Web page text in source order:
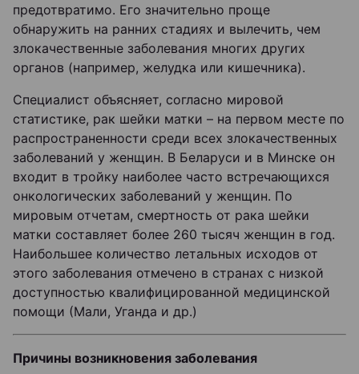
предотвратимо. Его значительно проще
обнаружить на ранних стадиях и вылечить, чем
злокачественные заболевания многих других
органов (например, желудка или кишечника).
Специалист объясняет, согласно мировой
статистике, рак шейки матки – на первом месте по
распространенности среди всех злокачественных
заболеваний у женщин. В Беларуси и в Минске он
входит в тройку наиболее часто встречающихся
онкологических заболеваний у женщин. По
мировым отчетам, смертность от рака шейки
матки составляет более 260 тысяч женщин в год.
Наибольшее количество летальных исходов от
этого заболевания отмечено в странах с низкой
доступностью квалифицированной медицинской
помощи (Мали, Уганда и др.)
Причины возникновения заболевания